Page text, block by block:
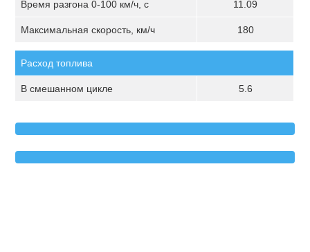
Время разгона 0-100 км/ч, с 11.09
Максимальная скорость, км/ч 180
Расход топлива
В смешанном цикле 5.6